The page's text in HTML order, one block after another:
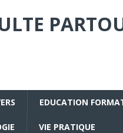
EDUCATION
VIE PRATIQUE